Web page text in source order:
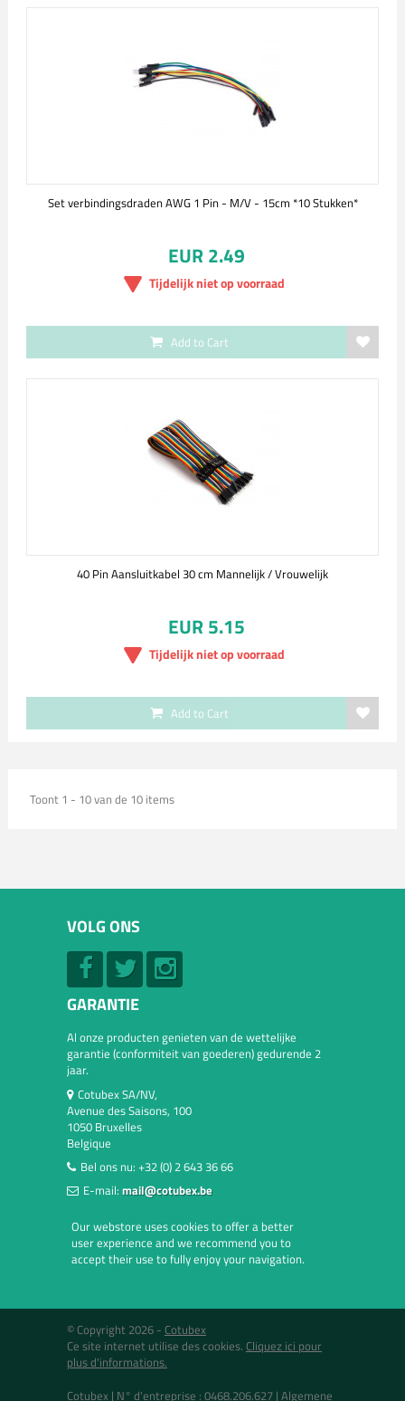
Set verbindingsdraden AWG 1 Pin - M/V - 15cm *10 Stukken*
EUR 2.49
Tijdelijk niet op voorraad
Add to Cart
40 Pin Aansluitkabel 30 cm Mannelijk / Vrouwelijk
EUR 5.15
Tijdelijk niet op voorraad
Add to Cart
Toont 1 - 10 van de 10 items
VOLG ONS
GARANTIE
Al onze producten genieten van de wettelijke
garantie (conformiteit van goederen) gedurende 2
jaar.
Cotubex SA/NV,
Avenue des Saisons, 100
1050 Bruxelles
Belgique
Bel ons nu: +32 (0) 2 643 36 66
E-mail: mail@cotubex.be
Our webstore uses cookies to offer a better
user experience and we recommend you to
accept their use to fully enjoy your navigation.
© Copyright 2026 - Cotubex
Ce site internet utilise des cookies. Cliquez ici pour
plus d'informations.
Cotubex | N° d'entreprise : 0468.206.627 | Algemene